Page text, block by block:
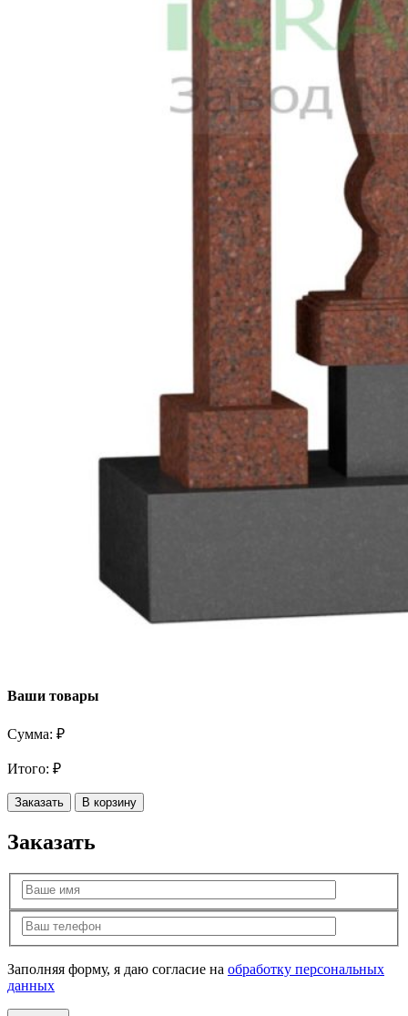
Ваши товары
Сумма: ₽
Итого: ₽
Заказать В корзину
Заказать
Заполняя форму, я даю согласие на обработку персональных
данных